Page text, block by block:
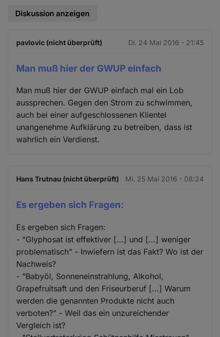
Diskussion anzeigen
pavlovic (nicht überprüft) Di. 24 Mai 2016 - 21:45
Man muß hier der GWUP einfach
Man muß hier der GWUP einfach mal ein Lob
aussprechen. Gegen den Strom zu schwimmen,
auch bei einer aufgeschlossenen Klientel
unangenehme Aufklärung zu betreiben, dass ist
wahrlich ein Verdienst.
Hans Trutnau (nicht überprüft) Mi. 25 Mai 2016 - 08:24
Es ergeben sich Fragen:
Es ergeben sich Fragen:
- "Glyphosat ist effektiver [...] und [...] weniger
problematisch" - Inwiefern ist das Fakt? Wo ist der
Nachweis?
- "Babyöl, Sonneneinstrahlung, Alkohol,
Grapefruitsaft und den Friseurberuf [...] Warum
werden die genannten Produkte nicht auch
verboten?" - Weil das ein unzureichender
Vergleich ist?